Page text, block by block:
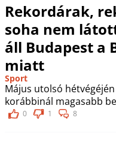
Rekordárak,
soha nem
áll Budapest a
miatt
Sport
Május utolsó
korábbinál magasabb
0 1 8